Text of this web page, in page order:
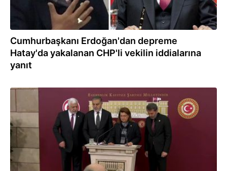
Cumhurbaşkanı Erdoğan'dan depreme
Hatay'da yakalanan CHP'li vekilin iddialarına
yanıt